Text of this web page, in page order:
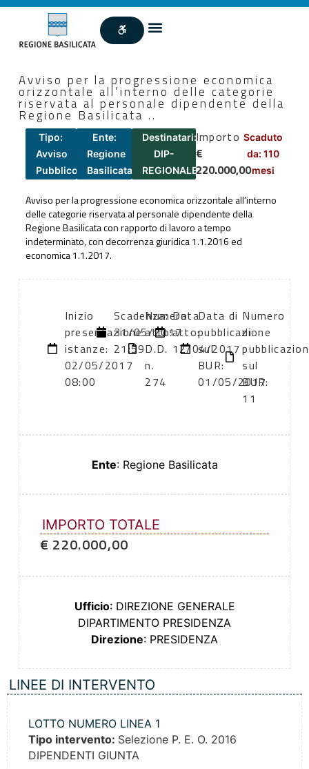
Avviso per la progressione economica
orizzontale all’interno delle categorie
riservata al personale dipendente della
Regione Basilicata ..
Tipo:
Avviso
Pubblico
Ente:
Regione
Basilicata
Destinatari:
DIP-
REGIONALE
Importo
€
220.000,00
Scaduto
da: 110
mesi
Avviso per la progressione economica orizzontale all’interno
delle categorie riservata al personale dipendente della
Regione Basilicata con rapporto di lavoro a tempo
indeterminato, con decorrenza giuridica 1.1.2016 ed
economica 1.1.2017.
Inizio
presentazione
istanze:
02/05/2017
08:00
Scadenza:
31/05/2017
21:59
Numero
atto:
D.D.
n.
274
Data
atto:
12/04/2017
Data di
pubblicazione
sul
BUR:
01/05/2017
Numero
di
sul
BUR:
11
Ente: Regione Basilicata
IMPORTO TOTALE
€ 220.000,00
Ufficio: DIREZIONE GENERALE
DIPARTIMENTO PRESIDENZA
Direzione: PRESIDENZA
LINEE DI INTERVENTO
LOTTO NUMERO LINEA 1
Tipo intervento: Selezione P. E. O. 2016
DIPENDENTI GIUNTA